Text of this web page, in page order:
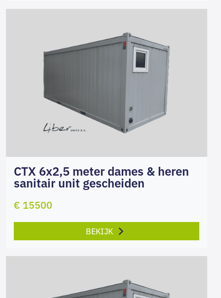
CTX 6x2,5 meter dames & heren
sanitair unit gescheiden
€ 15500
BEKIJK